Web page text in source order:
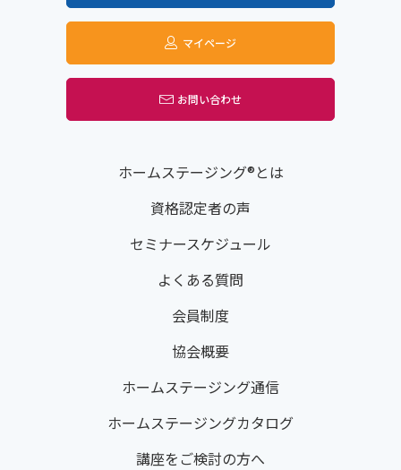
マイページ
お問い合わせ
ホームステージング®とは
資格認定者の声
セミナースケジュール
よくある質問
会員制度
協会概要
ホームステージング通信
ホームステージングカタログ
講座をご検討の方へ